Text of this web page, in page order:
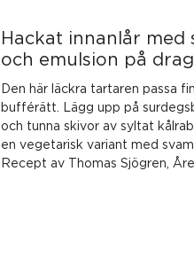
Hackat innanlår med
och emulsion på
Den här läckra tartaren passa
bufférätt. Lägg upp på
och tunna skivor av syltat
en vegetarisk variant med
Recept av Thomas Sjögren,